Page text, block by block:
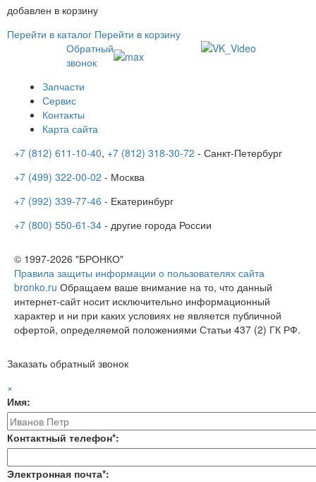
добавлен в корзину
Перейти в каталог Перейти в корзину
Обратный
звонок
Запчасти
Сервис
Контакты
Карта сайта
+7 (812) 611-10-40, +7 (812) 318-30-72 - Санкт-Петербург
+7 (499) 322-00-02 - Москва
+7 (992) 339-77-46 - Екатеринбург
+7 (800) 550-61-34 - другие города России
© 1997-2026 "БРОНКО"
Правила защиты информации о пользователях сайта
bronko.ru Обращаем ваше внимание на то, что данный
интернет-сайт носит исключительно информационный
характер и ни при каких условиях не является публичной
офертой, определяемой положениями Статьи 437 (2) ГК РФ.
Заказать обратный звонок
×
Имя:
Контактный телефон*:
Электронная почта*: